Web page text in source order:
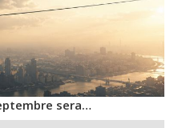
sera…